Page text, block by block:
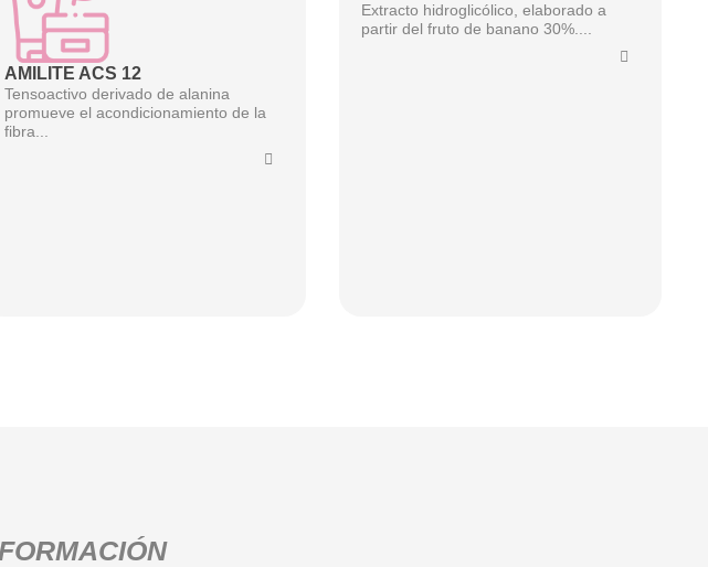
AMILITE ACS 12
Tensoactivo derivado de alanina
promueve el acondicionamiento de la
fibra...
Extracto hidroglicólico, elaborado a
partir del fruto de banano 30%....